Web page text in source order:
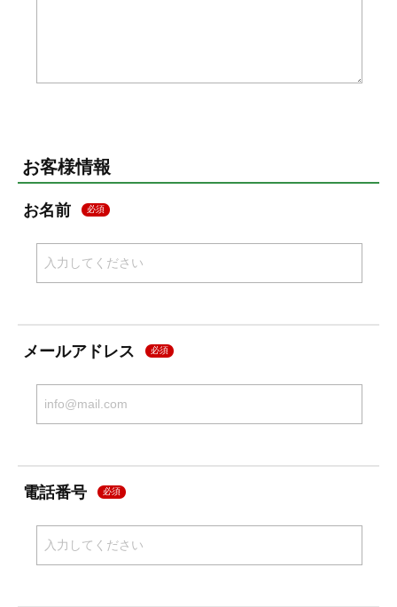
お客様情報
お名前 必須
メールアドレス 必須
電話番号 必須